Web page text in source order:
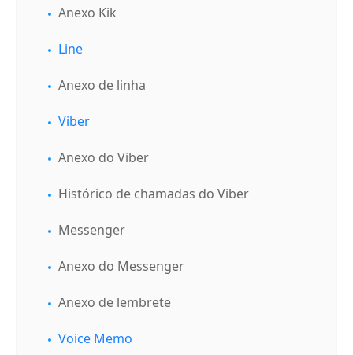
Anexo Kik
Line
Anexo de linha
Viber
Anexo do Viber
Histórico de chamadas do Viber
Messenger
Anexo do Messenger
Anexo de lembrete
Voice Memo